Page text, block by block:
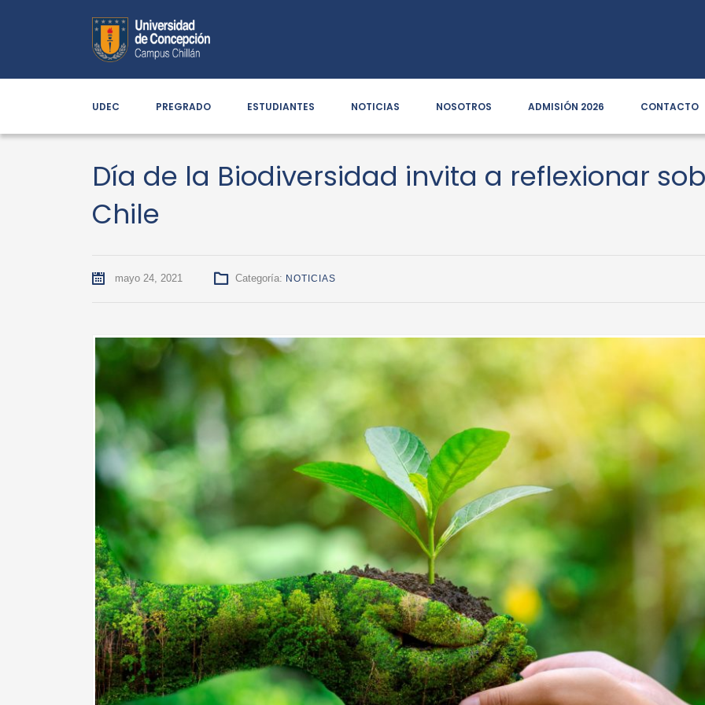
UDEC PREGRADO ESTUDIANTES NOTICIAS NOSOTROS ADMISIÓN 2026 CONTACTO
Día de la Biodiversidad invita a reflexionar
Chile
mayo 24, 2021 Categoría: NOTICIAS